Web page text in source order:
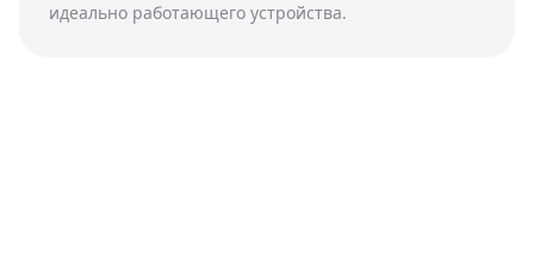
идеально работающего устройства.